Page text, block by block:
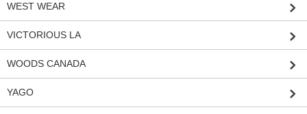
WEST WEAR
VICTORIOUS LA
WOODS CANADA
YAGO